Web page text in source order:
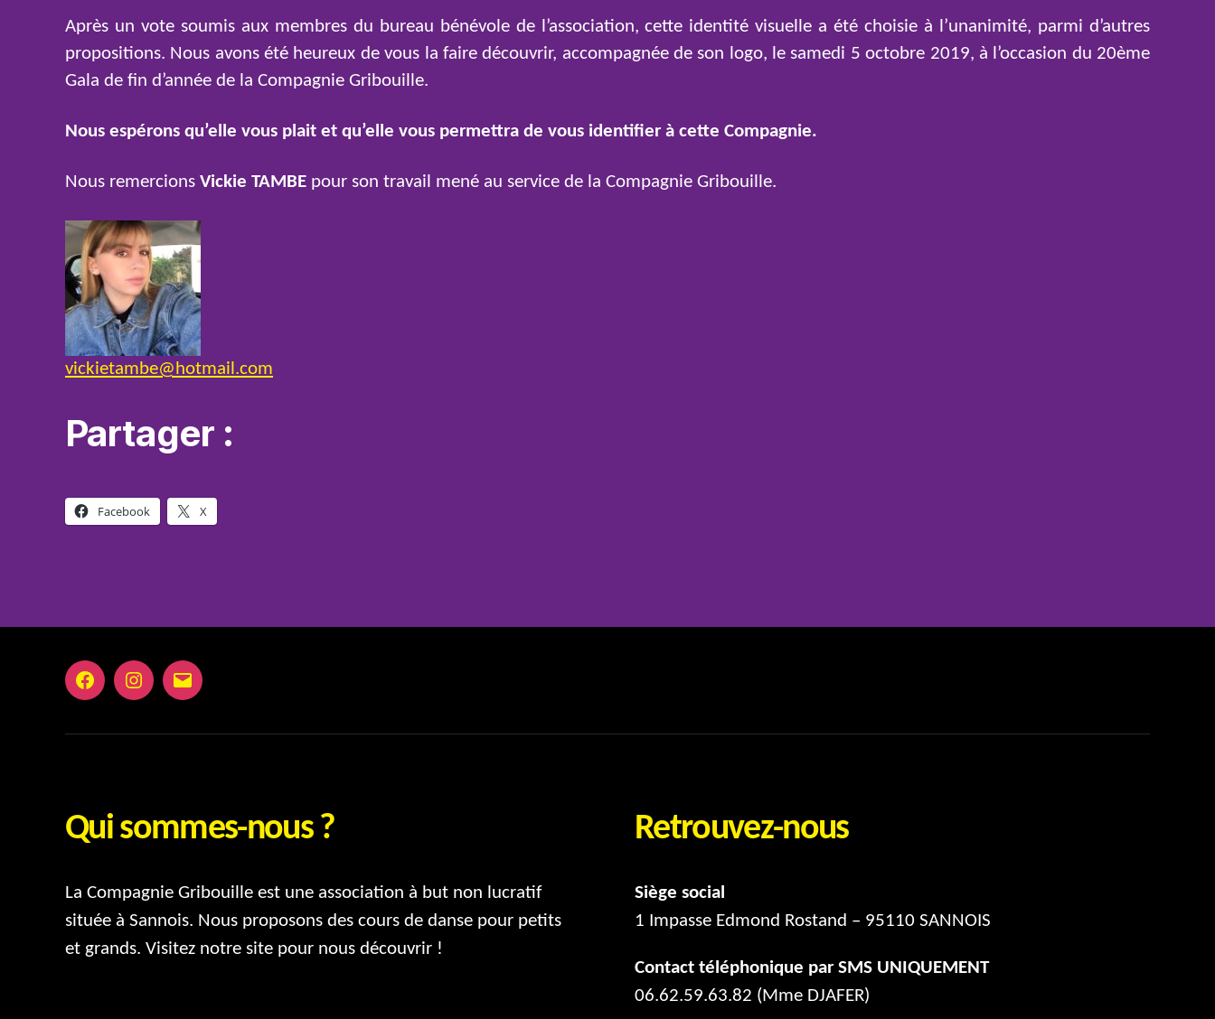
Après un vote soumis aux membres du bureau bénévole de l’association, cette identité visuelle a été choisie à l’unanimité, parmi d’autres
propositions. Nous avons été heureux de vous la faire découvrir, accompagnée de son logo, le samedi 5 octobre 2019, à l’occasion du 20ème
Gala de fin d’année de la Compagnie Gribouille.
Nous espérons qu’elle vous plait et qu’elle vous permettra de vous identifier à cette Compagnie.
Nous remercions Vickie TAMBE pour son travail mené au service de la Compagnie Gribouille.
vickietambe@hotmail.com
Partager :
Facebook X
FacebookInstagram
E-
Qui sommes-nous ?
La Compagnie Gribouille est une association à but non lucratif
située à Sannois. Nous proposons des cours de danse pour petits
et grands. Visitez notre site pour nous découvrir !
Retrouvez-nous
Siège social
1 Impasse Edmond Rostand – 95110 SANNOIS
Contact téléphonique par SMS UNIQUEMENT
06.62.59.63.82 (Mme DJAFER)